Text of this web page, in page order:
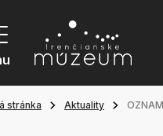
stránka Aktuality